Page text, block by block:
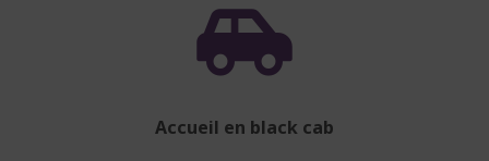

Accueil en black cab